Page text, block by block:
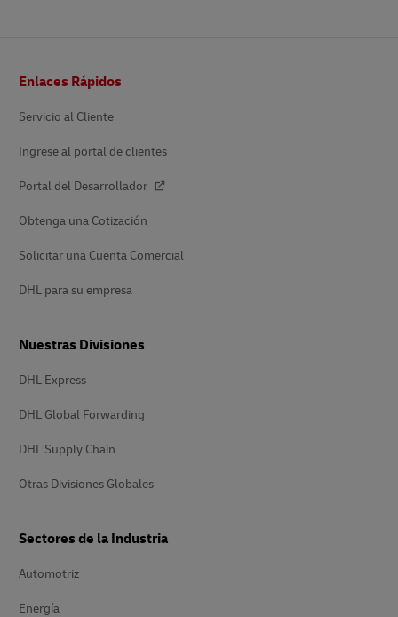
de
Enlaces Rápidos
Servicio al Cliente
Ingrese al portal de clientes
Portal del Desarrollador
Obtenga una Cotización
Solicitar una Cuenta Comercial
DHL para su empresa
Nuestras Divisiones
DHL Express
DHL Global Forwarding
DHL Supply Chain
Otras Divisiones Globales
Sectores de la Industria
Automotriz
Energía